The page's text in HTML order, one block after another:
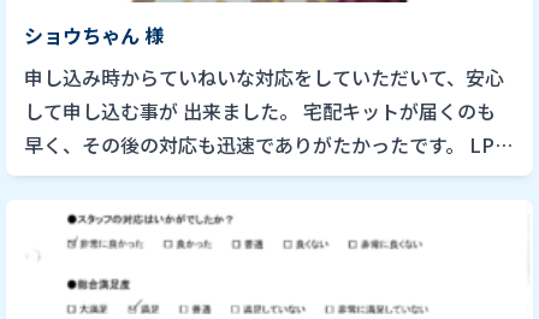
ショウちゃん 様
申し込み時からていねいな対応をしていただいて、安心
して申し込む事が 出来ました。 宅配キットが届くのも
早く、その後の対応も迅速でありがたかったです。 LPレ
コード60枚程度の買取り依頼でしたが、決して雑に扱わ
れる事 もな […]